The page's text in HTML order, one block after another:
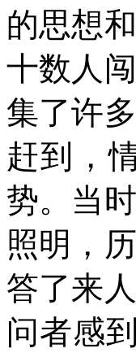
的思想
十数人
集了许
赶到，
势。当
照明，
答了来
问者感